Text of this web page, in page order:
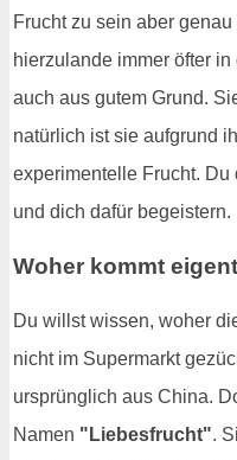
Frucht zu sein aber
hierzulande immer öfter
auch aus gutem Grund.
natürlich ist sie aufgrund
experimentelle Frucht.
und dich dafür begeistern.
Woher kommt
Du willst wissen, woher
nicht im Supermarkt
ursprünglich aus China.
Namen "Liebesfrucht".